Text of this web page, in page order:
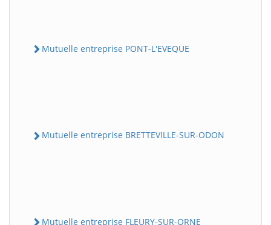
Mutuelle entreprise PONT-L'EVEQUE
Mutuelle entreprise BRETTEVILLE-SUR-ODON
Mutuelle entreprise FLEURY-SUR-ORNE